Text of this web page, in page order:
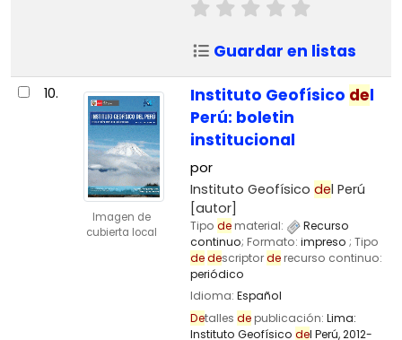
Guardar en listas
10.
Imagen de
cubierta local
Instituto Geofísico del
Perú: boletin
institucional
por
Instituto Geofísico del Perú
[autor]
Tipo dematerial:
Recurso
continuo; Formato: impreso ; Tipo
dedescriptorderecurso continuo:
periódico
Idioma: Español
Detalles depublicación: Lima:
Instituto Geofísico del Perú,2012-